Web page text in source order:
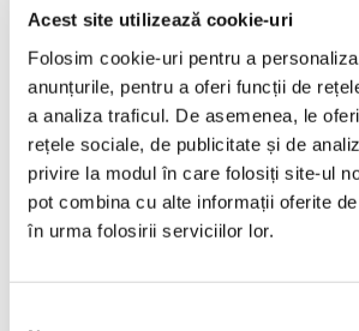
Acest site utilizează cookie-uri
Folosim cookie-uri pentru a
anunțurile, pentru a oferi funcții de
a analiza traficul. De asemenea, le
rețele sociale, de publicitate și de
privire la modul în care folosiți site-ul
pot combina cu alte informații oferite
în urma folosirii serviciilor lor.
florin.andreica@proinvest1.ro
Adrian DANILA
Area Sales Manager
Ilfov, Giurgiu, Prahova, Dâmbovița
0745 073 799
adrian.danila@proinvest1.ro
Vlad ATANASESCU
Area Sales Manager
Dolj, Gorj, Olt, Mehedinți, Vâlcea